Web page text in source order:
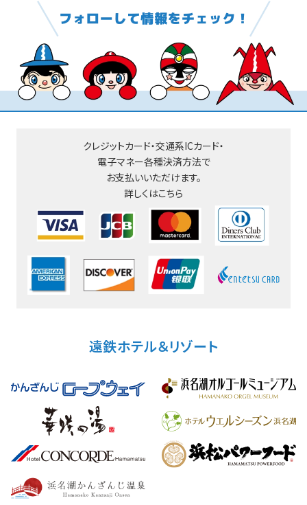
クレジットカード・交通系ICカード・
電子マネー各種決済方法で
お支払いいただけます。
詳しくはこちら
遠鉄ホテル＆リゾート